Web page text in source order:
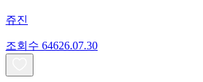
쥬진
조회수 64626.07.30